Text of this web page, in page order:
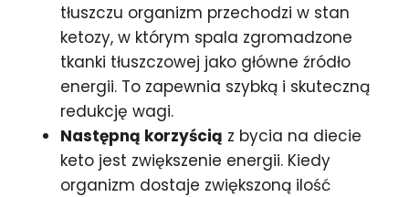
tłuszczu organizm przechodzi w stan
ketozy, w którym spala zgromadzone
tkanki tłuszczowej jako główne źródło
energii. To zapewnia szybką i skuteczną
redukcję wagi.
Następną korzyścią z bycia na diecie
keto jest zwiększenie energii. Kiedy
organizm dostaje zwiększoną ilość